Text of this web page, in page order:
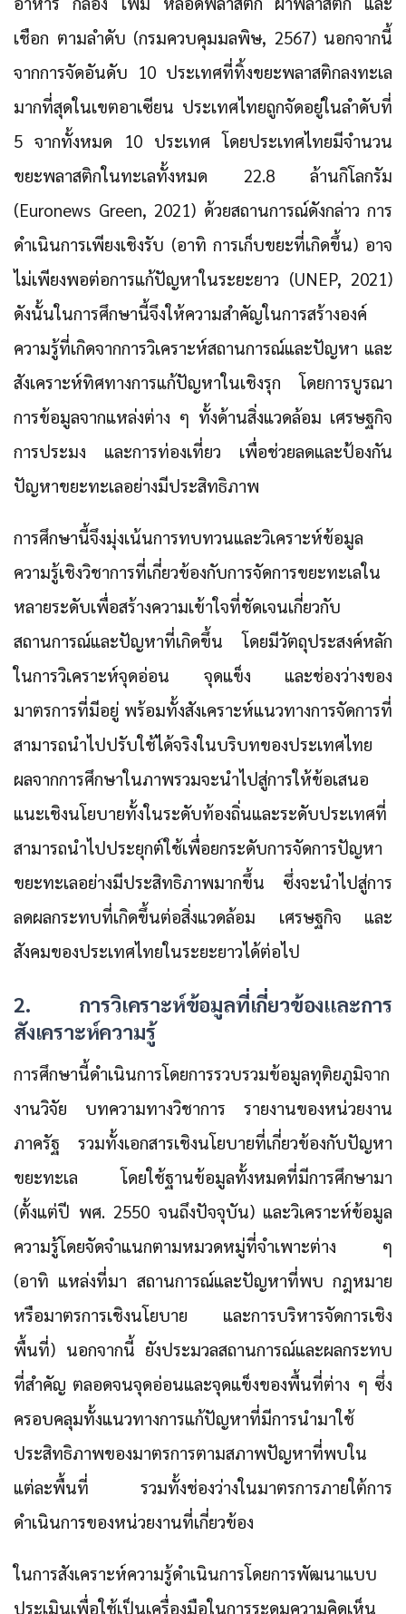
เชือก ตามลำดับ (กรมควบคุมมลพิษ, 2567) นอกจากนี้
จากการจัดอันดับ 10 ประเทศที่ทิ้งขยะพลาสติกลงทะเล
มากที่สุดในเขตอาเซียน ประเทศไทยถูกจัดอยู่ในลำดับที่
5 จากทั้งหมด 10 ประเทศ โดยประเทศไทยมีจำนวน
ขยะพลาสติกในทะเลทั้งหมด 22.8 ล้านกิโลกรัม
(Euronews Green, 2021) ด้วยสถานการณ์ดังกล่าว การ
ดำเนินการเพียงเชิงรับ (อาทิ การเก็บขยะที่เกิดขึ้น) อาจ
ไม่เพียงพอต่อการแก้ปัญหาในระยะยาว (UNEP, 2021)
ดังนั้นในการศึกษานี้จึงให้ความสำคัญในการสร้างองค์
ความรู้ที่เกิดจากการวิเคราะห์สถานการณ์และปัญหา และ
สังเคราะห์ทิศทางการแก้ปัญหาในเชิงรุก โดยการบูรณา
การข้อมูลจากแหล่งต่าง ๆ ทั้งด้านสิ่งแวดล้อม เศรษฐกิจ
การประมง และการท่องเที่ยว เพื่อช่วยลดและป้องกัน
ปัญหาขยะทะเลอย่างมีประสิทธิภาพ
การศึกษานี้จึงมุ่งเน้นการทบทวนและวิเคราะห์ข้อมูล
ความรู้เชิงวิชาการที่เกี่ยวข้องกับการจัดการขยะทะเลใน
หลายระดับเพื่อสร้างความเข้าใจที่ชัดเจนเกี่ยวกับ
สถานการณ์และปัญหาที่เกิดขึ้น โดยมีวัตถุประสงค์หลัก
ในการวิเคราะห์จุดอ่อน จุดแข็ง และช่องว่างของ
มาตรการที่มีอยู่ พร้อมทั้งสังเคราะห์แนวทางการจัดการที่
สามารถนำไปปรับใช้ได้จริงในบริบทของประเทศไทย
ผลจากการศึกษาในภาพรวมจะนำไปสู่การให้ข้อเสนอ
แนะเชิงนโยบายทั้งในระดับท้องถิ่นและระดับประเทศที่
สามารถนำไปประยุกต์ใช้เพื่อยกระดับการจัดการปัญหา
ขยะทะเลอย่างมีประสิทธิภาพมากขึ้น ซึ่งจะนำไปสู่การ
ลดผลกระทบที่เกิดขึ้นต่อสิ่งแวดล้อม เศรษฐกิจ และ
สังคมของประเทศไทยในระยะยาวได้ต่อไป
2. การวิเคราะห์ข้อมูลที่เกี่ยวข้องและการ
สังเคราะห์ความรู้
การศึกษานี้ดำเนินการโดยการรวบรวมข้อมูลทุติยภูมิจาก
งานวิจัย บทความทางวิชาการ รายงานของหน่วยงาน
ภาครัฐ รวมทั้งเอกสารเชิงนโยบายที่เกี่ยวข้องกับปัญหา
ขยะทะเล โดยใช้ฐานข้อมูลทั้งหมดที่มีการศึกษามา
(ตั้งแต่ปี พศ. 2550 จนถึงปัจจุบัน) และวิเคราะห์ข้อมูล
ความรู้โดยจัดจำแนกตามหมวดหมู่ที่จำเพาะต่าง ๆ
(อาทิ แหล่งที่มา สถานการณ์และปัญหาที่พบ กฎหมาย
หรือมาตรการเชิงนโยบาย และการบริหารจัดการเชิง
พื้นที่) นอกจากนี้ ยังประมวลสถานการณ์และผลกระทบ
ที่สำคัญ ตลอดจนจุดอ่อนและจุดแข็งของพื้นที่ต่าง ๆ ซึ่ง
ครอบคลุมทั้งแนวทางการแก้ปัญหาที่มีการนำมาใช้
ประสิทธิภาพของมาตรการตามสภาพปัญหาที่พบใน
แต่ละพื้นที่ รวมทั้งช่องว่างในมาตรการภายใต้การ
ดำเนินการของหน่วยงานที่เกี่ยวข้อง
ในการสังเคราะห์ความรู้ดำเนินการโดยการพัฒนาแบบ
ประเมินเพื่อใช้เป็นเครื่องมือในการระดมความคิดเห็น